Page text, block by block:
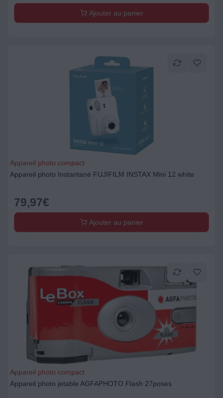
Ajouter au panier
Appareil photo compact
Appareil photo Instantané FUJIFILM INSTAX Mini 12 white
79,97€
Ajouter au panier
Appareil photo compact
Appareil photo jetable AGFAPHOTO Flash 27poses